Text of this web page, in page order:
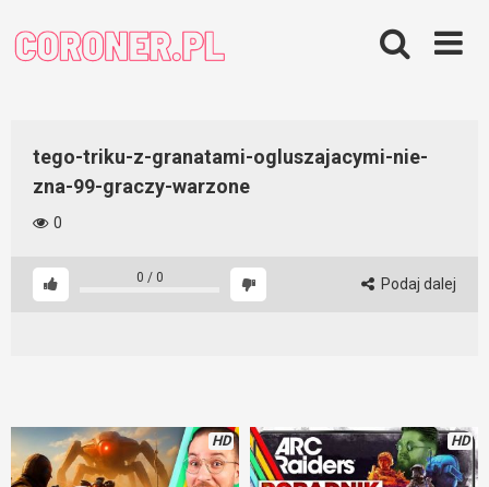
content
tego-triku-z-granatami-ogluszajacymi-nie-
zna-99-graczy-warzone
0
0 / 0 Podaj dalej
HD HD